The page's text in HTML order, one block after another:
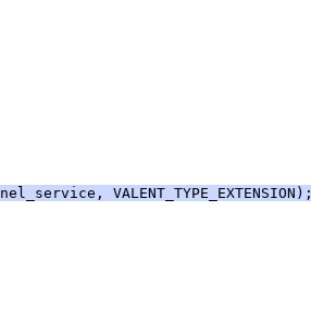
VALENT_TYPE_EXTENSION);